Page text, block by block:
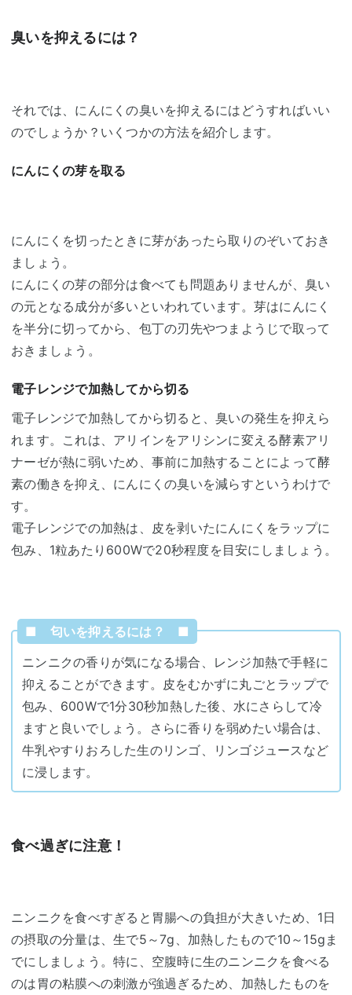
臭いを抑えるには？
それでは、にんにくの臭いを抑えるにはどうすればいい
のでしょうか？いくつかの方法を紹介します。
にんにくの芽を取る
にんにくを切ったときに芽があったら取りのぞいておき
ましょう。
にんにくの芽の部分は食べても問題ありませんが、臭い
の元となる成分が多いといわれています。芽はにんにく
を半分に切ってから、包丁の刃先やつまようじで取って
おきましょう。
電子レンジで加熱してから切る
電子レンジで加熱してから切ると、臭いの発生を抑えら
れます。これは、アリインをアリシンに変える酵素アリ
ナーゼが熱に弱いため、事前に加熱することによって酵
素の働きを抑え、にんにくの臭いを減らすというわけで
す。
電子レンジでの加熱は、皮を剥いたにんにくをラップに
包み、1粒あたり600Wで20秒程度を目安にしましょう。
■ 匂いを抑えるには？ ■
ニンニクの香りが気になる場合、レンジ加熱で手軽に
抑えることができます。皮をむかずに丸ごとラップで
包み、600Wで1分30秒加熱した後、水にさらして冷
ますと良いでしょう。さらに香りを弱めたい場合は、
牛乳やすりおろした生のリンゴ、リンゴジュースなど
に浸します。
食べ過ぎに注意！
ニンニクを食べすぎると胃腸への負担が大きいため、1日
の摂取の分量は、生で5～7g、加熱したもので10～15gま
でにしましょう。特に、空腹時に生のニンニクを食べる
のは胃の粘膜への刺激が強過ぎるため、加熱したものを